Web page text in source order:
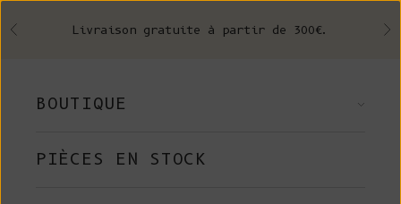
Précédent Livraison gratuite à partir de 300€.
BOUTIQUE
PIÈCES EN STOCK